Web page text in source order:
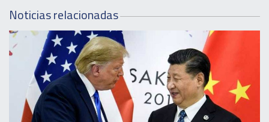
Noticias relacionadas